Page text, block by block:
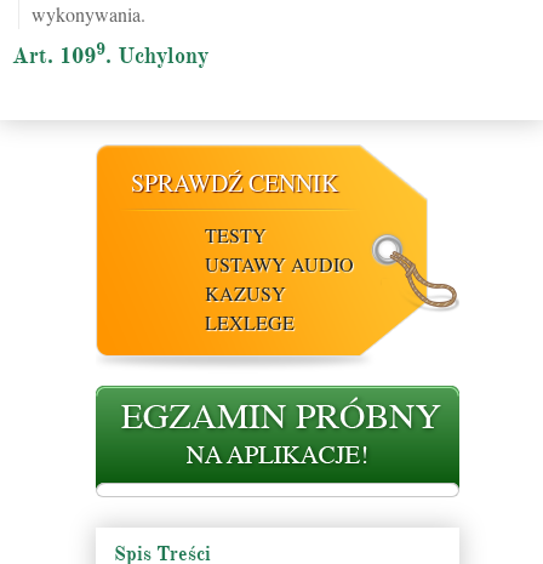
wykonywania.
Art. 1099. Uchylony
SPRAWDŹ CENNIK
TESTY
USTAWY AUDIO
KAZUSY
LEXLEGE
Spis Treści